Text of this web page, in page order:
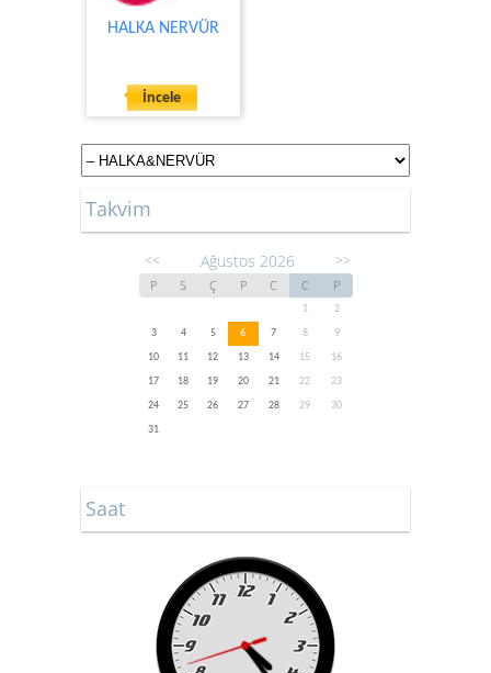
HALKA NERVÜR
İncele
Takvim
<< Ağustos 2026 >>
P S Ç P C C P
1
2
3
4 5 6 7 8
9
10
11 12 13 14 15
16
17
18 19 20 21 22
23
24
25 26 27 28 29
30
31
Saat